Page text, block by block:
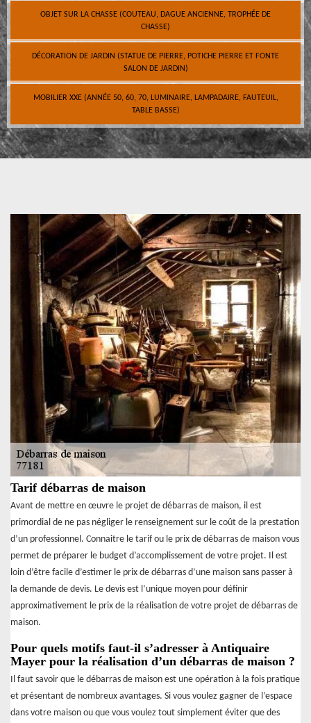
OBJET SUR LA CHASSE (COUTEAU, DAGUE ANCIENNE, TROPHÉE DE
CHASSE)
DÉCORATION DE JARDIN (STATUE DE PIERRE, POTICHE PIERRE ET FONTE
SALON DE JARDIN)
MOBILIER XXE (ANNÉE 50, 60, 70, LUMINAIRE, LAMPADAIRE, FAUTEUIL,
TABLE BASSE)
Tarif débarras de maison
Avant de mettre en œuvre le projet de débarras de maison, il est
primordial de ne pas négliger le renseignement sur le coût de la prestation
d’un professionnel. Connaitre le tarif ou le prix de débarras de maison vous
permet de préparer le budget d’accomplissement de votre projet. Il est
loin d’être facile d’estimer le prix de débarras d’une maison sans passer à
la demande de devis. Le devis est l’unique moyen pour définir
approximativement le prix de la réalisation de votre projet de débarras de
maison.
Pour quels motifs faut-il s’adresser à Antiquaire
Mayer pour la réalisation d’un débarras de maison ?
Il faut savoir que le débarras de maison est une opération à la fois pratique
et présentant de nombreux avantages. Si vous voulez gagner de l’espace
dans votre maison ou que vous voulez tout simplement éviter que des